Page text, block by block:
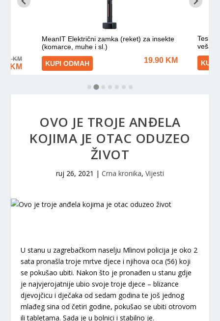
OVO JE TROJE ANĐELA
KOJIMA JE OTAC ODUZEO
ŽIVOT
ruj 26, 2021 | Crna kronika, Vijesti
U stanu u zagrebačkom naselju Mlinovi policija je oko 2
sata pronašla troje mrtve djece i njihova oca (56) koji
se pokušao ubiti. Nakon što je pronađen u stanu gdje
je najvjerojatnije ubio svoje troje djece – blizance
djevojčicu i dječaka od sedam godina te još jednog
mlađeg sina od četiri godine, pokušao se ubiti otrovom
ili tabletama. Sada je u bolnici i stabilno je.